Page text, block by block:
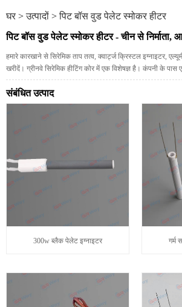
घर > उत्पादों > पिट बॉस वुड पेलेट स्मोकर हीटर
पिट बॉस वुड पेलेट स्मोकर हीटर - चीन से निर्माता,
हमारे कारखाने से सिरेमिक ताप तत्व, क्वार्ट्ज क्रिस्टल इग्नाइटर,
खरीदें। ग्रीनवे सिरेमिक हीटिंग कोर में एक विशेषज्ञ है। कंपनी के
संबंधित उत्पाद
300w ब्लैक पेलेट इग्नाइटर गर्म